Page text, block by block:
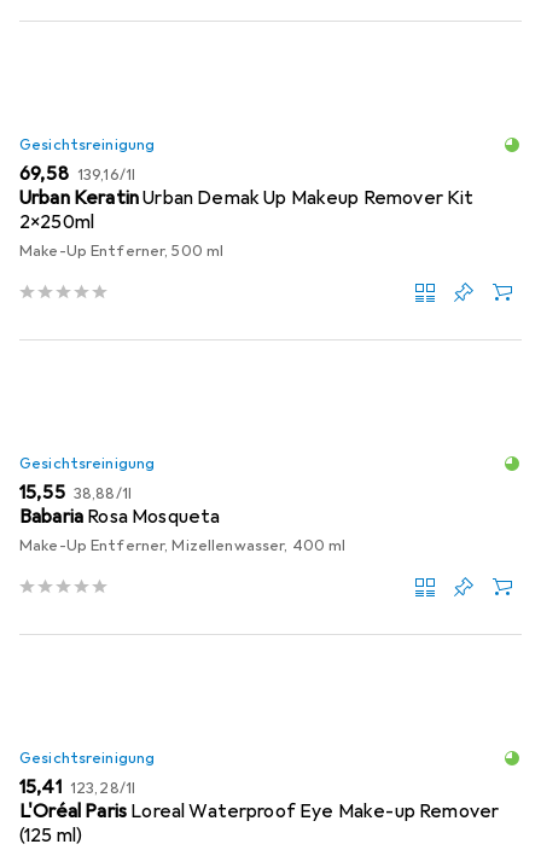
Gesichtsreinigung
EUR
69,58 EUR
139,16/1l
Urban KeratinUrban Demak Up Makeup Remover Kit
2x250ml
Make-Up Entferner, 500 ml
Gesichtsreinigung
EUR
15,55 EUR
38,88/1l
Babaria Rosa Mosqueta
Make-Up Entferner, Mizellenwasser, 400 ml
Gesichtsreinigung
EUR
15,41 EUR
123,28/1l
L'Oréal Paris Loreal Waterproof Eye Make-up Remover
(125 ml)